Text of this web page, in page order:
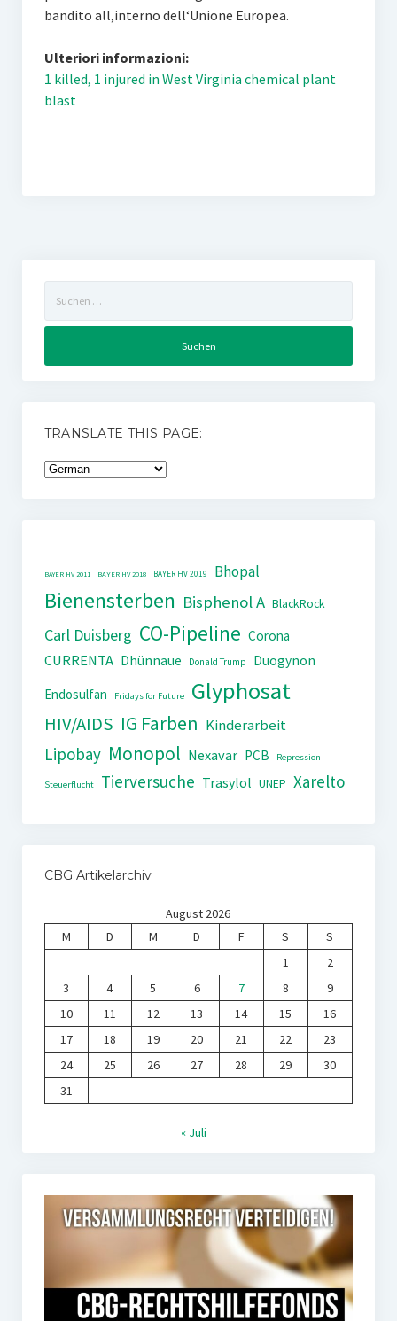
bandito all‚interno dell‘Unione Europea.
Ulteriori informazioni:
1 killed, 1 injured in West Virginia chemical plant
blast
nach:
TRANSLATE THIS PAGE:
BAYER HV 2011 BAYER HV 2018 BAYER HV 2019 Bhopal
Bienensterben Bisphenol A BlackRock
Carl Duisberg CO-Pipeline Corona
CURRENTA Dhünnaue Donald Trump
Duogynon
Endosulfan
Fridays for Future Glyphosat
HIV/AIDS IG Farben Kinderarbeit
Lipobay Monopol Nexavar PCB Repression
Steuerflucht Tierversuche Trasylol UNEP Xarelto
CBG Artikelarchiv
August 2026
M
D M D F S
S
1
2
3
4 5 6 7 8
9
10
11 12 13 14 15
16
17
18 19 20 21 22
23
24
25 26 27 28 29
30
31
« Juli